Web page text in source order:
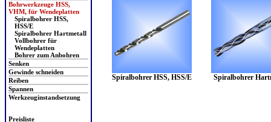
Bohrwerkzeuge HSS,
VHM, für Wendeplatten
Spiralbohrer HSS,
HSS/E
Spiralbohrer Hartmetall
Vollbohrer für
Wendeplatten
Bohrer zum Anbohren
Senken
Gewinde schneiden
Reiben
Spannen
Werkzeuginstandsetzung
Preisliste
Spiralbohrer HSS, HSS/E Spiralbohrer